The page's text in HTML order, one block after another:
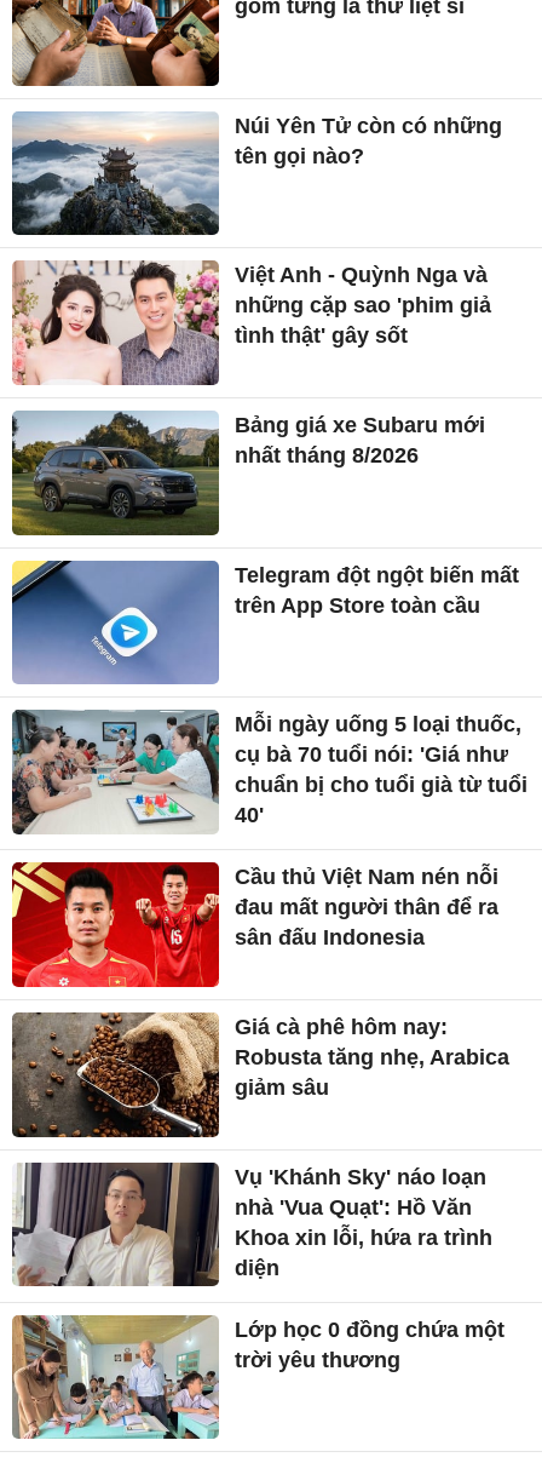
gom từng lá thư liệt sĩ
Núi Yên Tử còn có những
tên gọi nào?
Việt Anh - Quỳnh Nga và
những cặp sao 'phim giả
tình thật' gây sốt
Bảng giá xe Subaru mới
nhất tháng 8/2026
Telegram đột ngột biến mất
trên App Store toàn cầu
Mỗi ngày uống 5 loại thuốc,
cụ bà 70 tuổi nói: 'Giá như
chuẩn bị cho tuổi già từ tuổi
40'
Cầu thủ Việt Nam nén nỗi
đau mất người thân để ra
sân đấu Indonesia
Giá cà phê hôm nay:
Robusta tăng nhẹ, Arabica
giảm sâu
Vụ 'Khánh Sky' náo loạn
nhà 'Vua Quạt': Hồ Văn
Khoa xin lỗi, hứa ra trình
diện
Lớp học 0 đồng chứa một
trời yêu thương